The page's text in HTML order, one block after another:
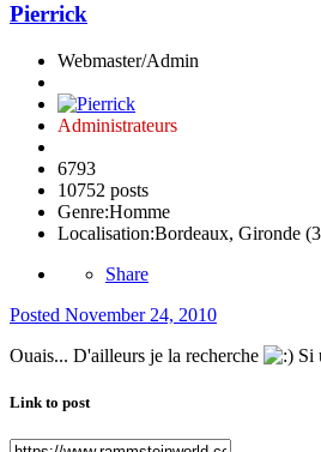
Pierrick
Webmaster/Admin
Administrateurs
6793
10752 posts
Genre:Homme
Localisation:Bordeaux, Gironde
Share
Posted November 24, 2010
Ouais... D'ailleurs je la recherche
Si
Link to post